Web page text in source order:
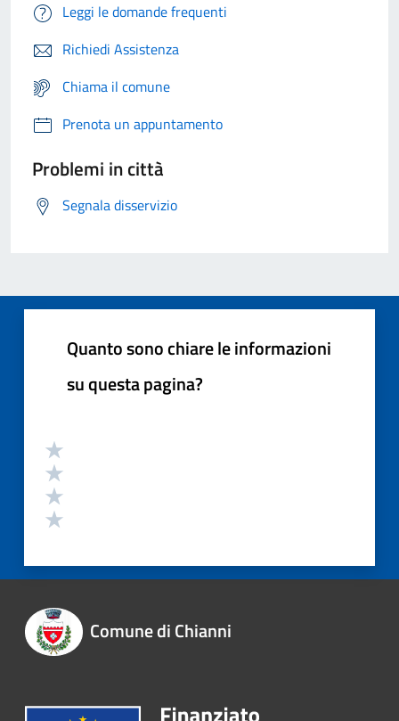
Leggi le domande frequenti
Richiedi Assistenza
Chiama il comune
Prenota un appuntamento
Problemi in città
Segnala disservizio
Quanto sono chiare le informazioni
su questa pagina?
Comune di Chianni